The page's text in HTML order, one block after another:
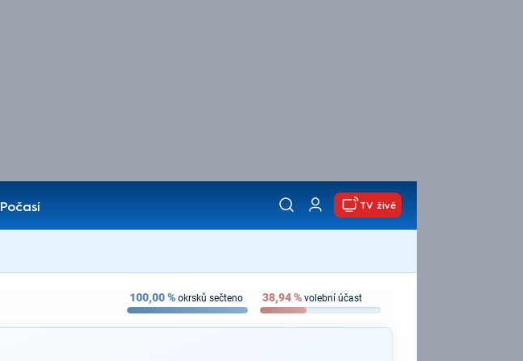
Počasí
TV živě
100,00% okrsků sečteno 38,94% volební účast